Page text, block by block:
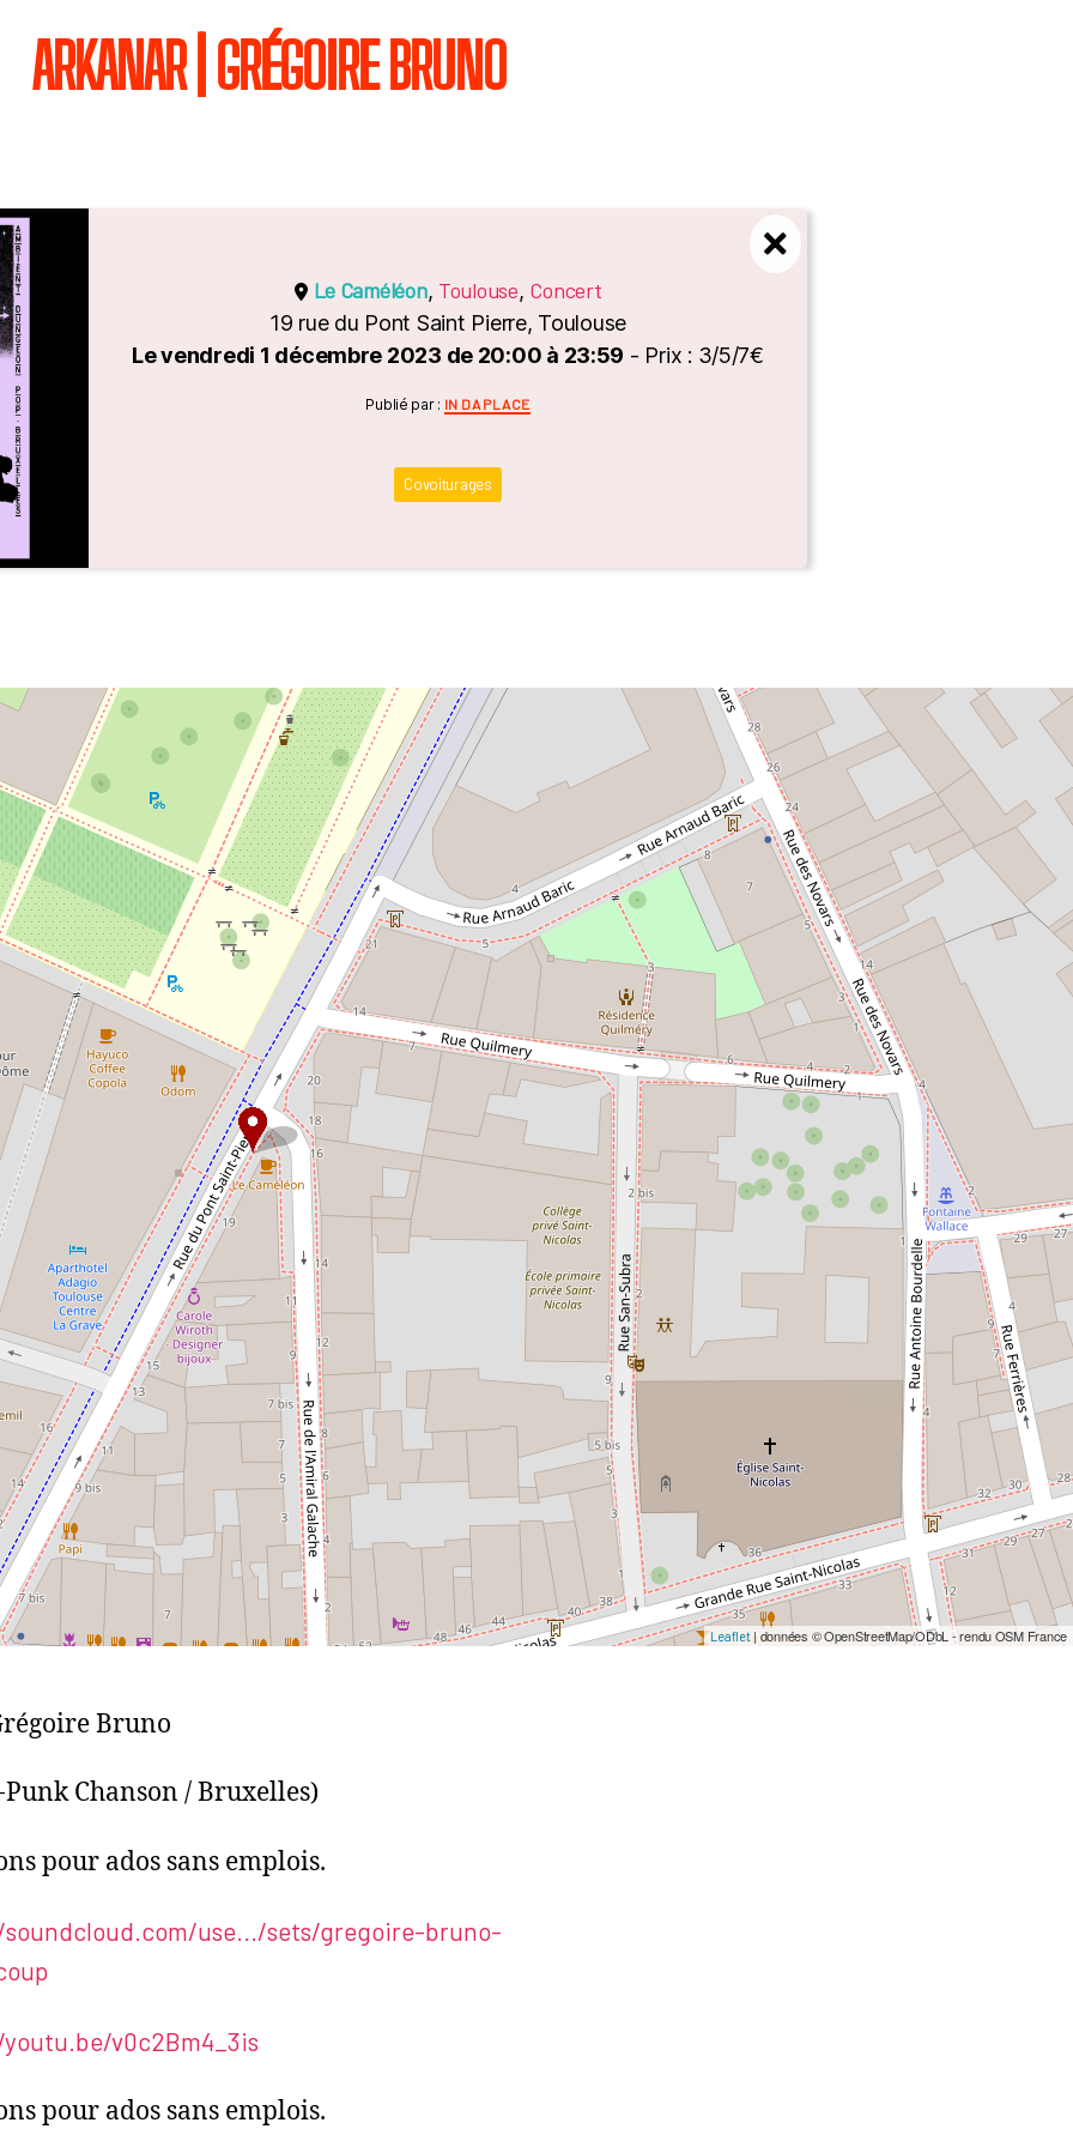
ARKANAR | GRÉGOIRE BRUNO
Le Caméléon, Toulouse, Concert
19 rue du Pont Saint Pierre, Toulouse
Le vendredi 1 décembre 2023 de 20:00 à 23:59 - Prix : 3/5/7€
Catégories
Publié par : IN DA PLACE
Covoiturages
Leaflet| données © OpenStreetMap/ODbL - rendu OSM France
Bruno
Chanson / Bruxelles)
pour ados sans emplois.
use.../sets/gregoire-bruno-
v0c2Bm4_3is
pour ados sans emplois.